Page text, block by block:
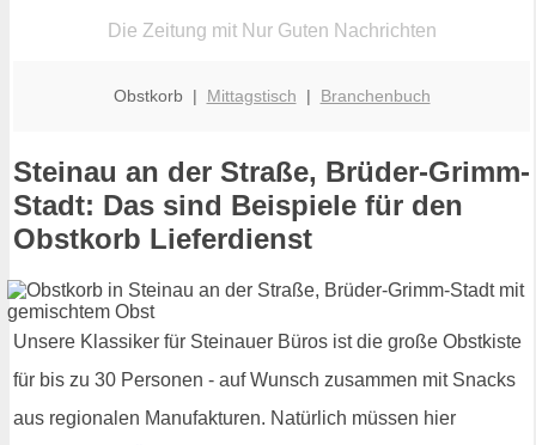
Die Zeitung mit Nur Guten Nachrichten
Obstkorb | Mittagstisch | Branchenbuch
Steinau an der Straße, Brüder-Grimm-
Stadt: Das sind Beispiele für den
Obstkorb Lieferdienst
Unsere Klassiker für Steinauer Büros ist die große Obstkiste
für bis zu 30 Personen - auf Wunsch zusammen mit Snacks
aus regionalen Manufakturen. Natürlich müssen hier